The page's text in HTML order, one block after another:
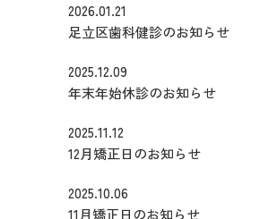
2026.01.21
足立区歯科健診のお知らせ
2025.12.09
年末年始休診のお知らせ
2025.11.12
12月矯正日のお知らせ
2025.10.06
11月矯正日のお知らせ